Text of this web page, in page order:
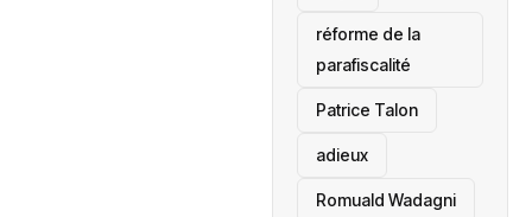
réforme de la
parafiscalité
Patrice Talon
adieux
Romuald Wadagni